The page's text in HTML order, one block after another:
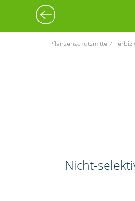
Pflanzenschutzmittel /
Nicht-